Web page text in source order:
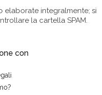
elaborate integralmente; si
la cartella SPAM.
con